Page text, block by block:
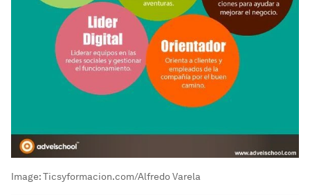
Image:Ticsyformacion.com/Alfredo Varela